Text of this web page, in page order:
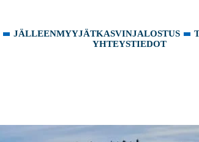
JÄLLEENMYYJÄTKASVINJALOSTUS
YHTEYSTIEDOT